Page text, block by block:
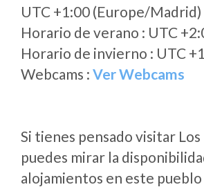
UTC +1:00 (Europe/Madrid)
Horario de verano : UTC
Horario de invierno : UTC
Webcams : Ver Webcams
Si tienes pensado visitar
puedes mirar la
alojamientos en este pueblo